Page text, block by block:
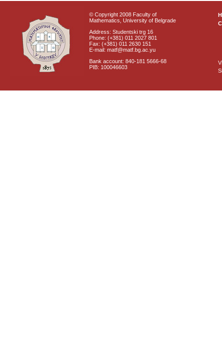
© Copyright 2008 Faculty of
Mathematics, University of Belgrade
Address: Studentski trg 16
Phone: (+381) 011 2027 801
Fax: (+381) 011 2630 151
E-mail: matf@matf.bg.ac.yu
Bank account: 840-181 5666-68
PIB: 100046603